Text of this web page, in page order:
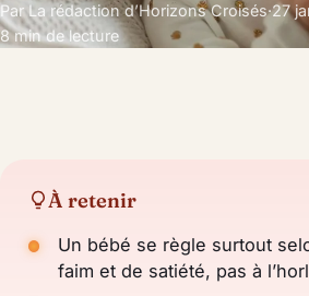
Par La rédaction d’Horizons Croisés·27
8 min de lecture
À retenir
Un bébé se règle surtout
faim et de satiété, pas à